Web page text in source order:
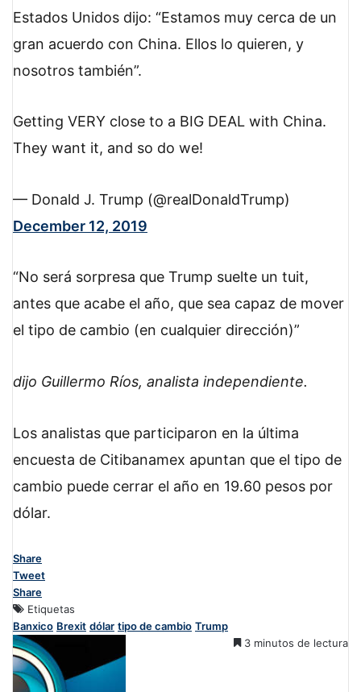
Estados Unidos dijo: “Estamos muy cerca de un
gran acuerdo con China. Ellos lo quieren, y
nosotros también”.
Getting VERY close to a BIG DEAL with China.
They want it, and so do we!
— Donald J. Trump (@realDonaldTrump)
December 12, 2019
No será sorpresa que Trump suelte un tuit,
antes que acabe el año, que sea capaz de mover
el tipo de cambio (en cualquier dirección)
dijo Guillermo Ríos, analista independiente.
Los analistas que participaron en la última
encuesta de Citibanamex apuntan que el tipo de
cambio puede cerrar el año en 19.60 pesos por
dólar.
Share
Tweet
Share
Etiquetas
Banxico Brexit dólar tipo de cambio Trump
3 minutos de lectura